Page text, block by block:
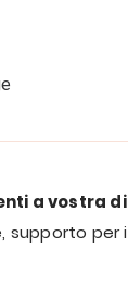
a vostra
supporto per